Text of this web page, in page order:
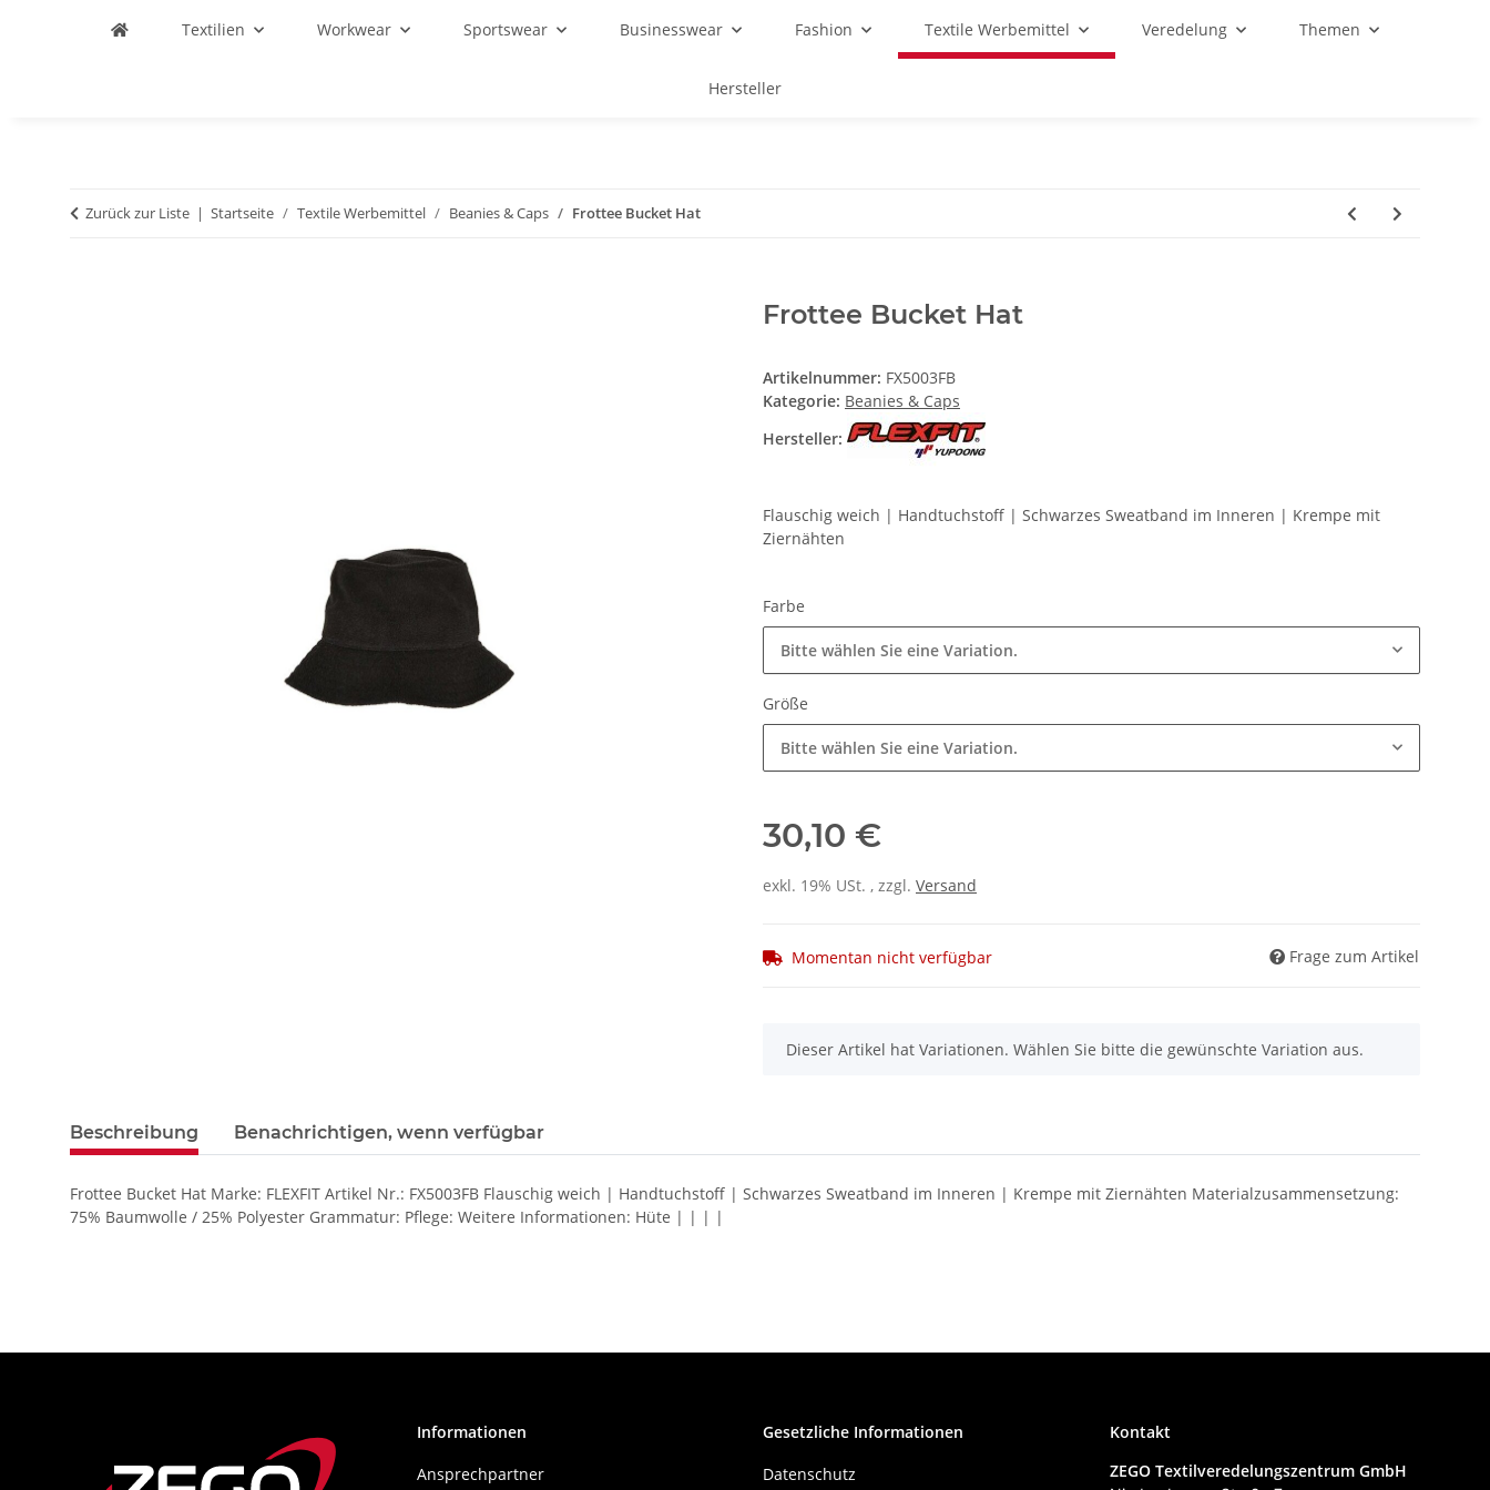
Textilien Workwear Sportswear Businesswear Fashion Textile Werbemittel Veredelung Themen
Hersteller
Zurück zur Liste Startseite Textile Werbemittel Beanies & Caps Frottee Bucket Hat
Frottee Bucket Hat
Artikelnummer: FX5003FB
Kategorie: Beanies & Caps
Hersteller:
Flauschig weich | Handtuchstoff | Schwarzes Sweatband im Inneren | Krempe mit
Ziernähten
Farbe
Bitte wählen Sie eine Variation.
Größe
Bitte wählen Sie eine Variation.
30,10 €
exkl. 19% USt. , zzgl. Versand
Momentan nicht verfügbar Frage zum Artikel
x
Dieser Artikel hat Variationen. Wählen Sie bitte die gewünschte Variation aus.
Beschreibung Benachrichtigen, wenn verfügbar
Frottee Bucket Hat Marke: FLEXFIT Artikel Nr.: FX5003FB Flauschig weich | Handtuchstoff | Schwarzes Sweatband im Inneren | Krempe mit Ziernähten Materialzusammensetzung:
75% Baumwolle / 25% Polyester Grammatur: Pflege: Weitere Informationen: Hüte | | | |
Informationen
Ansprechpartner
Gesetzliche Informationen
Datenschutz
Kontakt
ZEGO Textilveredelungszentrum GmbH